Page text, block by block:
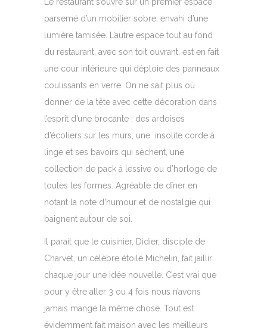
Le restaurant s’ouvre sur un premier espace
parsemé d’un mobilier sobre, envahi d’une
lumière tamisée. L’autre espace tout au fond
du restaurant, avec son toit ouvrant, est en fait
une cour intérieure qui déploie des panneaux
coulissants en verre. On ne sait plus où
donner de la tête avec cette décoration dans
l’esprit d’une brocante : des ardoises
d’écoliers sur les murs, une insolite corde à
linge et ses bavoirs qui sèchent, une
collection de pack à lessive ou d’horloge de
toutes les formes. Agréable de dîner en
notant la note d’humour et de nostalgie qui
baignent autour de soi.
Il parait que le cuisinier, Didier, disciple de
Charvet, un célèbre étoilé Michelin, fait jaillir
chaque jour une idée nouvelle. C’est vrai que
pour y être aller 3 ou 4 fois nous n’avons
jamais mangé la même chose. Tout est
évidemment fait maison avec les meilleurs